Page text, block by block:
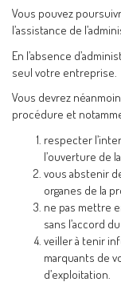
Vous pouvez
l’assistance de
En l’absence
seul votre entreprise.
Vous devrez
procédure et
respecter
l’ouverture de
vous abstenir
organes de la
ne pas mettre
sans l’accord
veiller à tenir
marquants de
d’exploitation.